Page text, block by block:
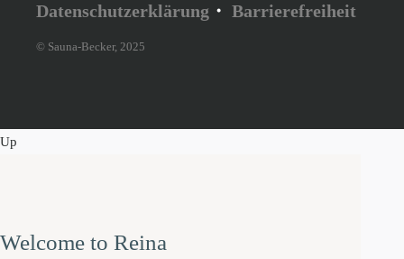
Datenschutzerklärung ・Barrierefreiheit
© Sauna-Becker, 2025
Up
Welcome to Reina